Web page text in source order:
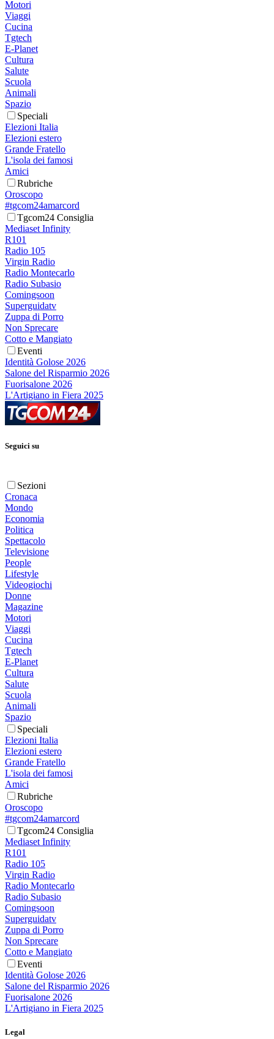
Motori
Viaggi
Cucina
Tgtech
E-Planet
Cultura
Salute
Scuola
Animali
Spazio
Speciali
Elezioni Italia
Elezioni estero
Grande Fratello
L'isola dei famosi
Amici
Rubriche
Oroscopo
#tgcom24amarcord
Tgcom24 Consiglia
Mediaset Infinity
R101
Radio 105
Virgin Radio
Radio Montecarlo
Radio Subasio
Comingsoon
Superguidatv
Zuppa di Porro
Non Sprecare
Cotto e Mangiato
Eventi
Identità Golose 2026
Salone del Risparmio 2026
Fuorisalone 2026
L'Artigiano in Fiera 2025
Seguici su
Sezioni
Cronaca
Mondo
Economia
Politica
Spettacolo
Televisione
People
Lifestyle
Videogiochi
Donne
Magazine
Motori
Viaggi
Cucina
Tgtech
E-Planet
Cultura
Salute
Scuola
Animali
Spazio
Speciali
Elezioni Italia
Elezioni estero
Grande Fratello
L'isola dei famosi
Amici
Rubriche
Oroscopo
#tgcom24amarcord
Tgcom24 Consiglia
Mediaset Infinity
R101
Radio 105
Virgin Radio
Radio Montecarlo
Radio Subasio
Comingsoon
Superguidatv
Zuppa di Porro
Non Sprecare
Cotto e Mangiato
Eventi
Identità Golose 2026
Salone del Risparmio 2026
Fuorisalone 2026
L'Artigiano in Fiera 2025
Legal